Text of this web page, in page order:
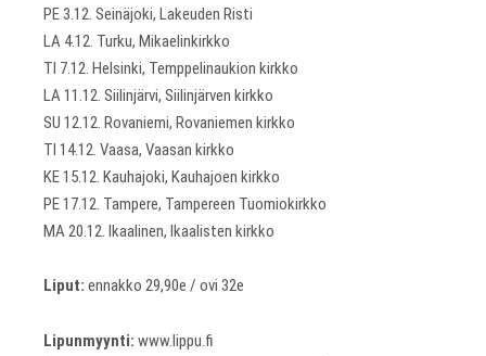
PE 3.12. Seinäjoki, Lakeuden Risti
LA 4.12. Turku, Mikaelinkirkko
TI 7.12. Helsinki, Temppelinaukion kirkko
LA 11.12. Siilinjärvi, Siilinjärven kirkko
SU 12.12. Rovaniemi, Rovaniemen kirkko
TI 14.12. Vaasa, Vaasan kirkko
KE 15.12. Kauhajoki, Kauhajoen kirkko
PE 17.12. Tampere, Tampereen Tuomiokirkko
MA 20.12. Ikaalinen, Ikaalisten kirkko
Liput: ennakko 29,90e / ovi 32e
Lipunmyynti: www.lippu.fi